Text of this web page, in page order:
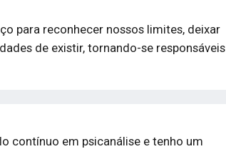
para reconhecer nossos limites, deixar
de existir, tornando-se responsáveis
contínuo em psicanálise e tenho um